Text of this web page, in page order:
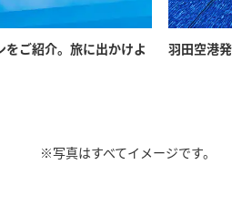
ご紹介。旅に出かけよ
羽田空港
※写真はすべてイメージです。